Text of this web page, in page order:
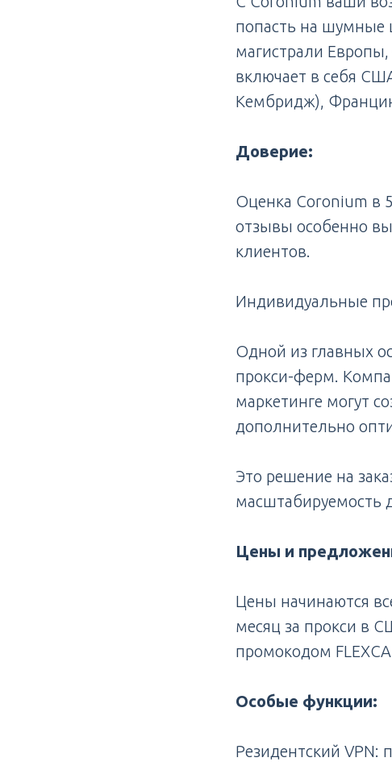
попасть на шумные
магистрали
включает в себя
Кембридж),
Доверие:
Оценка Coronium в
отзывы особенно
клиентов.
Индивидуальные
Одной из главных
прокси-ферм.
маркетинге могут
дополнительно
Это решение на
масштабируемость
Цены и
Цены начинаются
месяц за прокси в
промокодом
Особые функции:
Резидентский VPN: